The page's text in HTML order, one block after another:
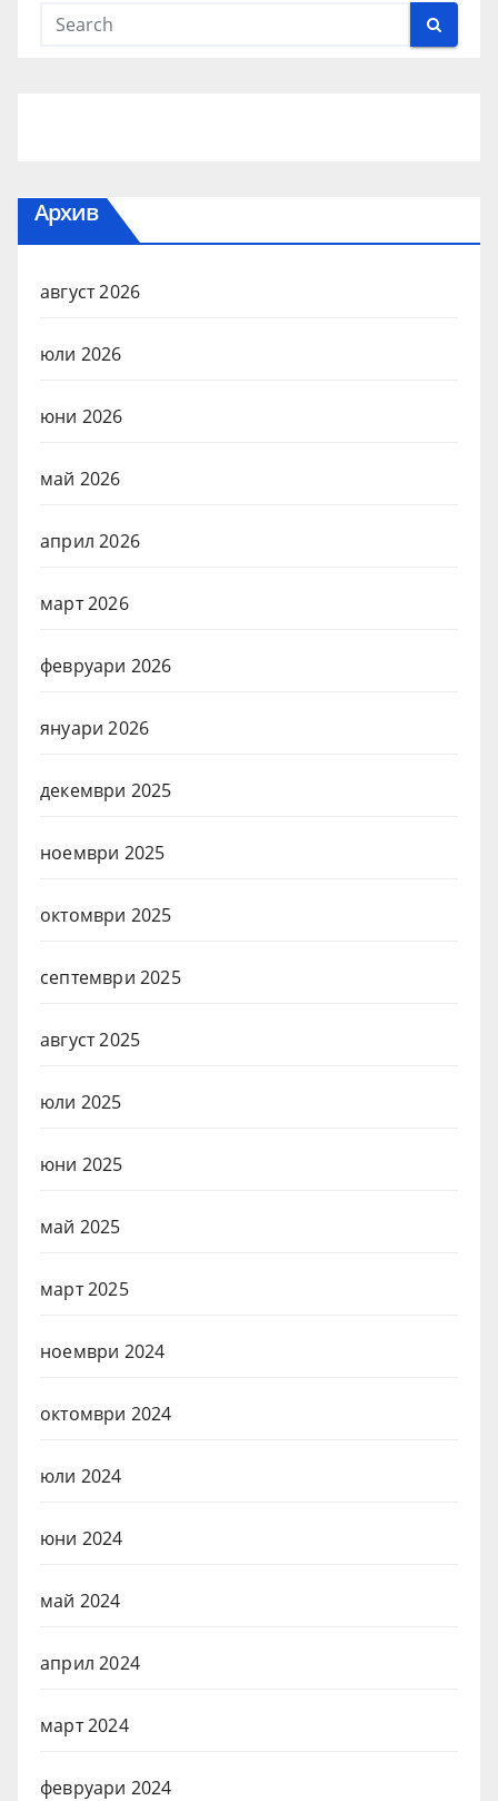
Архив
август 2026
юли 2026
юни 2026
май 2026
април 2026
март 2026
февруари 2026
януари 2026
декември 2025
ноември 2025
октомври 2025
септември 2025
август 2025
юли 2025
юни 2025
май 2025
март 2025
ноември 2024
октомври 2024
юли 2024
юни 2024
май 2024
април 2024
март 2024
февруари 2024